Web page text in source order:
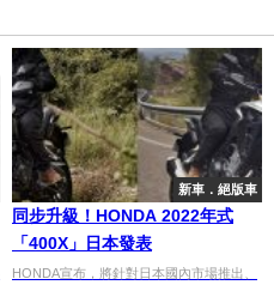
新車．絕版車
同步升級！HONDA 2022年式
「400X」日本發表
HONDA宣布，將針對日本國內市場推出、